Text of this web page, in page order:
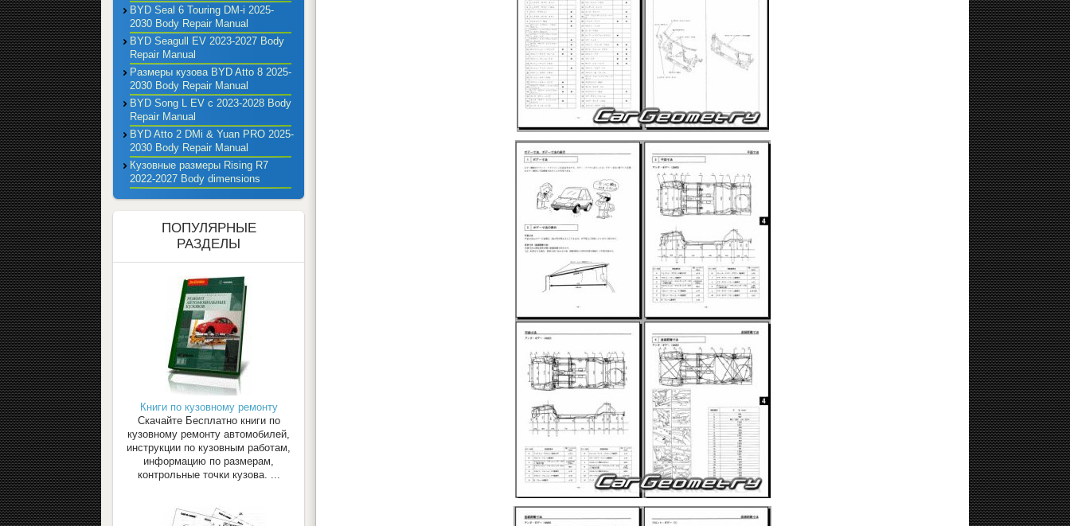
BYD Seal 6 Touring DM-i 2025-
2030 Body Repair Manual
BYD Seagull EV 2023-2027 Body
Repair Manual
Размеры кузова BYD Atto 8 2025-
2030 Body Repair Manual
BYD Song L EV с 2023-2028 Body
Repair Manual
BYD Atto 2 DMi & Yuan PRO 2025-
2030 Body Repair Manual
Кузовные размеры Rising R7
2022-2027 Body dimensions
ПОПУЛЯРНЫЕ
РАЗДЕЛЫ
Книги по кузовному ремонту
Скачайте Бесплатно книги по
кузовному ремонту автомобилей,
инструкции по кузовным работам,
информацию по размерам,
контрольные точки кузова. ...